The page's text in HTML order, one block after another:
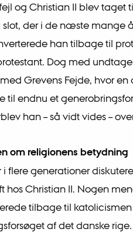
og Christian II blev
slot, der i de næste mange
han tilbage til
Dog med
Grevens Fejde, hvor
til endnu et
han – så vidt vides –
om religionens betydning
i flere generationer
hos Christian II. Nogen
tilbage til
af det danske